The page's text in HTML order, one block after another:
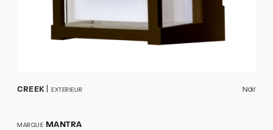
CREEK EXTERIEUR Noir
MARQUE MANTRA